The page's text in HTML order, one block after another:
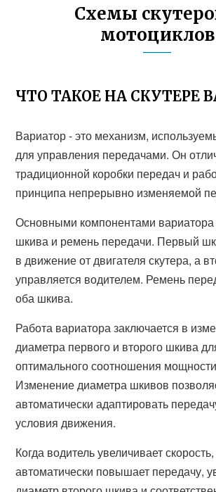
Схемы
мотоциклов
ЧТО ТАКОЕ НА СКУТЕРЕ
Вариатор - это механизм,
для управления передачами. Он
традиционной коробки передач и
принципа непрерывно изменяемой
Основными компонентами
шкива и ремень передачи. Первый
в движение от двигателя скутера, а
управляется водителем. Ремень
оба шкива.
Работа вариатора заключается в
диаметра первого и второго шкива
оптимального соотношения
Изменение диаметра шкивов
автоматически адаптировать
условия движения.
Когда водитель увеличивает
автоматически повышает передачу,